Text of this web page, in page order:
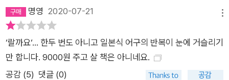
명영 2020-07-21
‘랄까요‘... 한두 번도 아니고 일본식 어구의 반복이 눈에 거슬리기
만 합니다. 9000원 주고 살 책은 아니네요.
공감 (5) 댓글 (0)